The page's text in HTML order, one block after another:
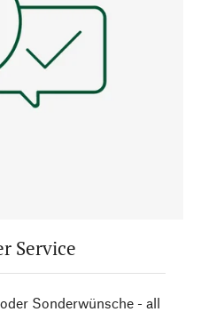
Service
Sonderwünsche - all